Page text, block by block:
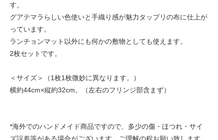
す。
グアテマラらしい色使いと手織り感が魅力タップリの布に仕上が
っています。
ランチョンマット以外にも何かの敷物としても使えます。
2枚セットです。
＜サイズ＞（1枚1枚微妙に異なります。）
横約44cm×縦約32cm。（左右のフリンジ部含まず）
*海外でのハンドメイド商品ですので、多少の傷・ほつれ・サイ